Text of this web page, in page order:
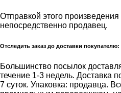
Отправкой этого произведения
непосредственно продавец.
Отследить заказ до доставки покупателю:
Большинство посылок
течение 1-3 недель. Доставка
7 суток. Упаковка: продавца.